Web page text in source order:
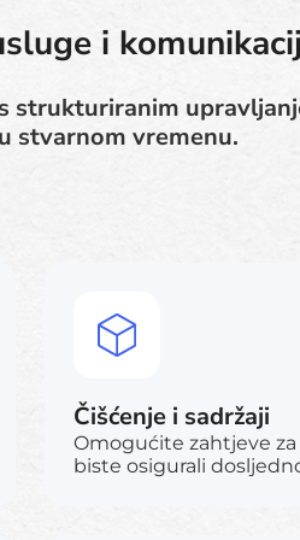
i
strukturiranim
stvarnom vremenu.
Čišćenje i sadržaji
Omogućite zahtjeve
biste osigurali